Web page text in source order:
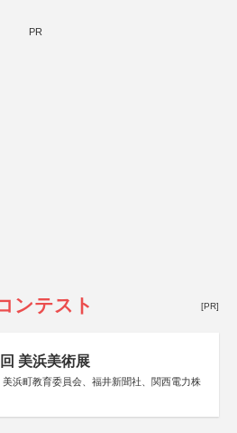
PR
ンテスト [PR]
美浜美術展
浜町教育委員会、福井新聞社、関西電力株